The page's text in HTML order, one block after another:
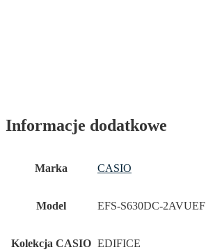
Informacje dodatkowe
Marka CASIO
Model EFS-S630DC-2AVUEF
Kolekcja CASIO EDIFICE